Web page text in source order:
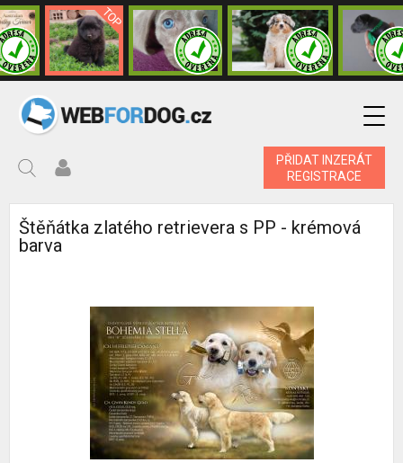
PŘIDAT INZERÁT
REGISTRACE
Štěňátka zlatého retrievera s PP - krémová
barva